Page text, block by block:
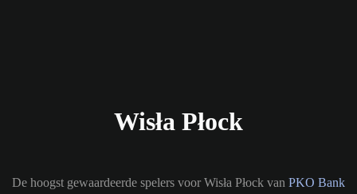
Wisła Płock
De hoogst gewaardeerde spelers voor Wisła Płock van PKO Bank